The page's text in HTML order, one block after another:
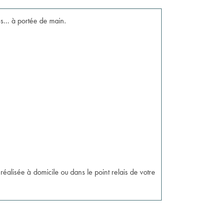
à portée de main.
à domicile ou dans le point relais de votre